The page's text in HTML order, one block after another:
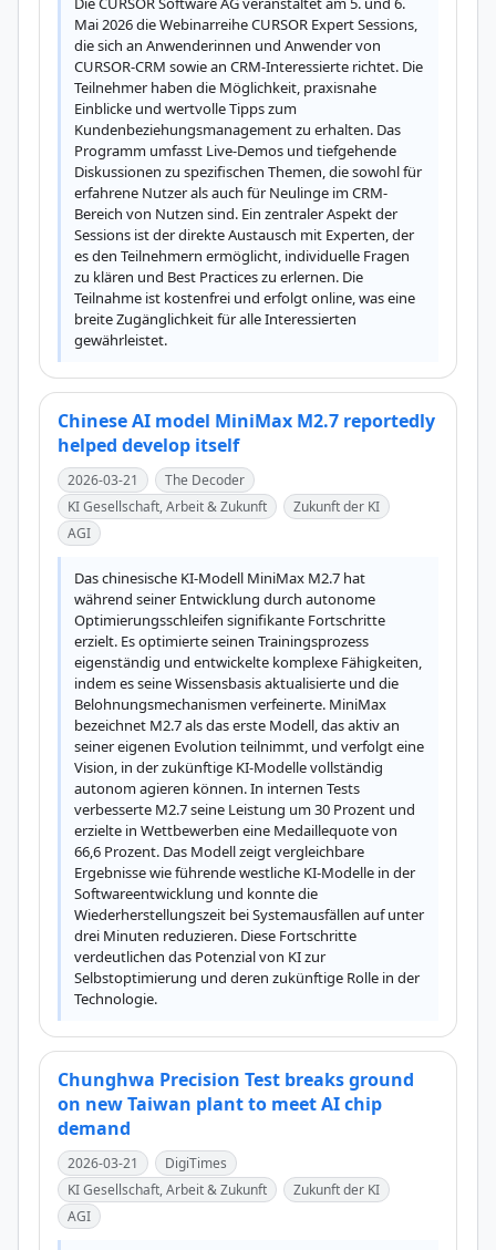
Mai 2026 die Webinarreihe CURSOR Expert Sessions,
die sich an Anwenderinnen und Anwender von
CURSOR-CRM sowie an CRM-Interessierte richtet. Die
Teilnehmer haben die Möglichkeit, praxisnahe
Einblicke und wertvolle Tipps zum
Kundenbeziehungsmanagement zu erhalten. Das
Programm umfasst Live-Demos und tiefgehende
Diskussionen zu spezifischen Themen, die sowohl für
erfahrene Nutzer als auch für Neulinge im CRM-
Bereich von Nutzen sind. Ein zentraler Aspekt der
Sessions ist der direkte Austausch mit Experten, der
es den Teilnehmern ermöglicht, individuelle Fragen
zu klären und Best Practices zu erlernen. Die
Teilnahme ist kostenfrei und erfolgt online, was eine
breite Zugänglichkeit für alle Interessierten
gewährleistet.
Chinese AI model MiniMax M2.7 reportedly
helped develop itself
2026-03-21
The Decoder
KI Gesellschaft, Arbeit & Zukunft
Zukunft der KI
AGI
Das chinesische KI-Modell MiniMax M2.7 hat
während seiner Entwicklung durch autonome
Optimierungsschleifen signifikante Fortschritte
erzielt. Es optimierte seinen Trainingsprozess
eigenständig und entwickelte komplexe Fähigkeiten,
indem es seine Wissensbasis aktualisierte und die
Belohnungsmechanismen verfeinerte. MiniMax
bezeichnet M2.7 als das erste Modell, das aktiv an
seiner eigenen Evolution teilnimmt, und verfolgt eine
Vision, in der zukünftige KI-Modelle vollständig
autonom agieren können. In internen Tests
verbesserte M2.7 seine Leistung um 30 Prozent und
erzielte in Wettbewerben eine Medaillequote von
66,6 Prozent. Das Modell zeigt vergleichbare
Ergebnisse wie führende westliche KI-Modelle in der
Softwareentwicklung und konnte die
Wiederherstellungszeit bei Systemausfällen auf unter
drei Minuten reduzieren. Diese Fortschritte
verdeutlichen das Potenzial von KI zur
Selbstoptimierung und deren zukünftige Rolle in der
Technologie.
Chunghwa Precision Test breaks ground
on new Taiwan plant to meet AI chip
demand
2026-03-21
DigiTimes
KI Gesellschaft, Arbeit & Zukunft
Zukunft der KI
AGI